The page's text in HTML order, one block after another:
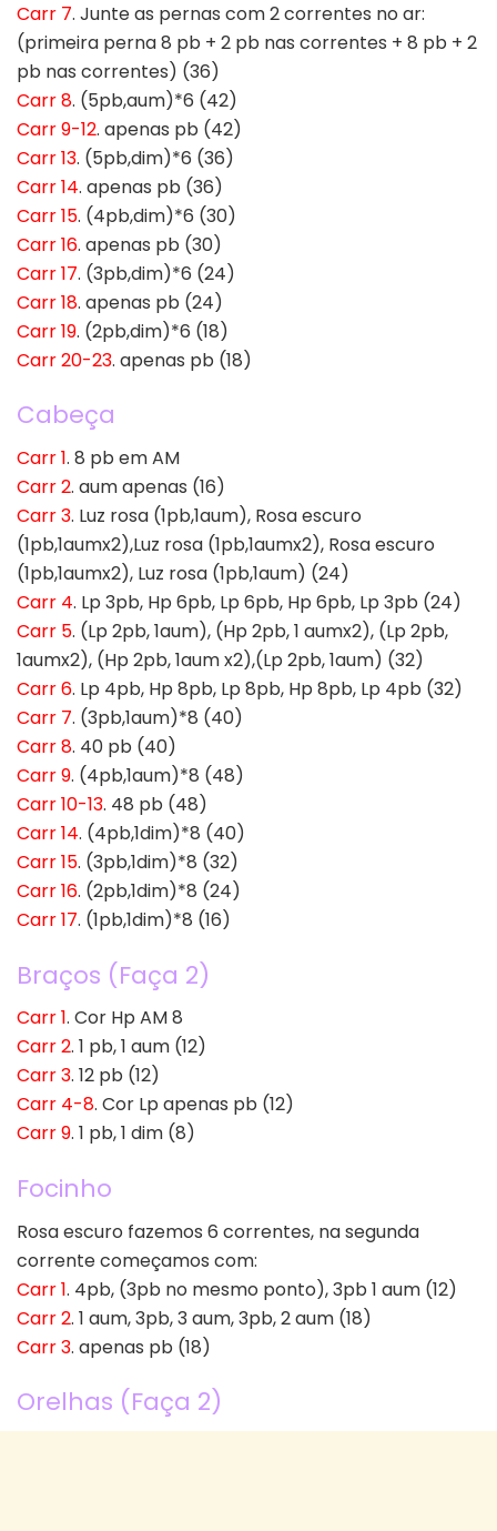
Carr 7. Junte as pernas com 2 correntes no ar:
(primeira perna 8 pb + 2 pb nas correntes + 8 pb + 2
pb nas correntes) (36)
Carr 8. (5pb,aum)*6 (42)
Carr 9-12. apenas pb (42)
Carr 13. (5pb,dim)*6 (36)
Carr 14. apenas pb (36)
Carr 15. (4pb,dim)*6 (30)
Carr 16. apenas pb (30)
Carr 17. (3pb,dim)*6 (24)
Carr 18. apenas pb (24)
Carr 19. (2pb,dim)*6 (18)
Carr 20-23. apenas pb (18)
Cabeça
Carr 1. 8 pb em AM
Carr 2. aum apenas (16)
Carr 3. Luz rosa (1pb,1aum), Rosa escuro
(1pb,1aumx2),Luz rosa (1pb,1aumx2), Rosa escuro
(1pb,1aumx2), Luz rosa (1pb,1aum) (24)
Carr 4. Lp 3pb, Hp 6pb, Lp 6pb, Hp 6pb, Lp 3pb (24)
Carr 5. (Lp 2pb, 1aum), (Hp 2pb, 1 aumx2), (Lp 2pb,
1aumx2), (Hp 2pb, 1aum x2),(Lp 2pb, 1aum) (32)
Carr 6. Lp 4pb, Hp 8pb, Lp 8pb, Hp 8pb, Lp 4pb (32)
Carr 7. (3pb,1aum)*8 (40)
Carr 8. 40 pb (40)
Carr 9. (4pb,1aum)*8 (48)
Carr 10-13. 48 pb (48)
Carr 14. (4pb,1dim)*8 (40)
Carr 15. (3pb,1dim)*8 (32)
Carr 16. (2pb,1dim)*8 (24)
Carr 17. (1pb,1dim)*8 (16)
Braços (Faça 2)
Carr 1. Cor Hp AM 8
Carr 2. 1 pb, 1 aum (12)
Carr 3. 12 pb (12)
Carr 4-8. Cor Lp apenas pb (12)
Carr 9. 1 pb, 1 dim (8)
Focinho
Rosa escuro fazemos 6 correntes, na segunda
corrente começamos com:
Carr 1. 4pb, (3pb no mesmo ponto), 3pb 1 aum (12)
Carr 2. 1 aum, 3pb, 3 aum, 3pb, 2 aum (18)
Carr 3. apenas pb (18)
Orelhas (Faça 2)